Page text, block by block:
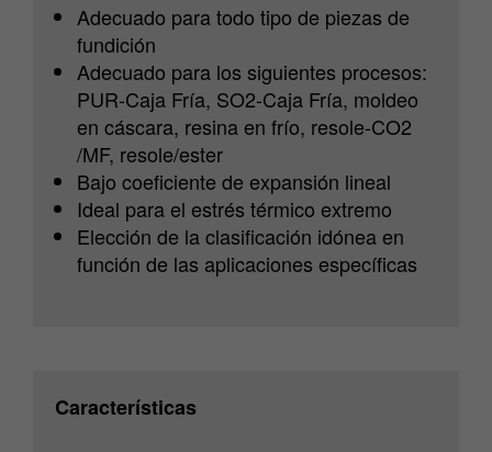
Adecuado para todo tipo de piezas de
fundición
Adecuado para los siguientes procesos:
PUR-Caja Fría, SO2-Caja Fría, moldeo
en cáscara, resina en frío, resole-CO2
/MF, resole/ester
Bajo coeficiente de expansión lineal
Ideal para el estrés térmico extremo
Elección de la clasificación idónea en
función de las aplicaciones específicas
Características